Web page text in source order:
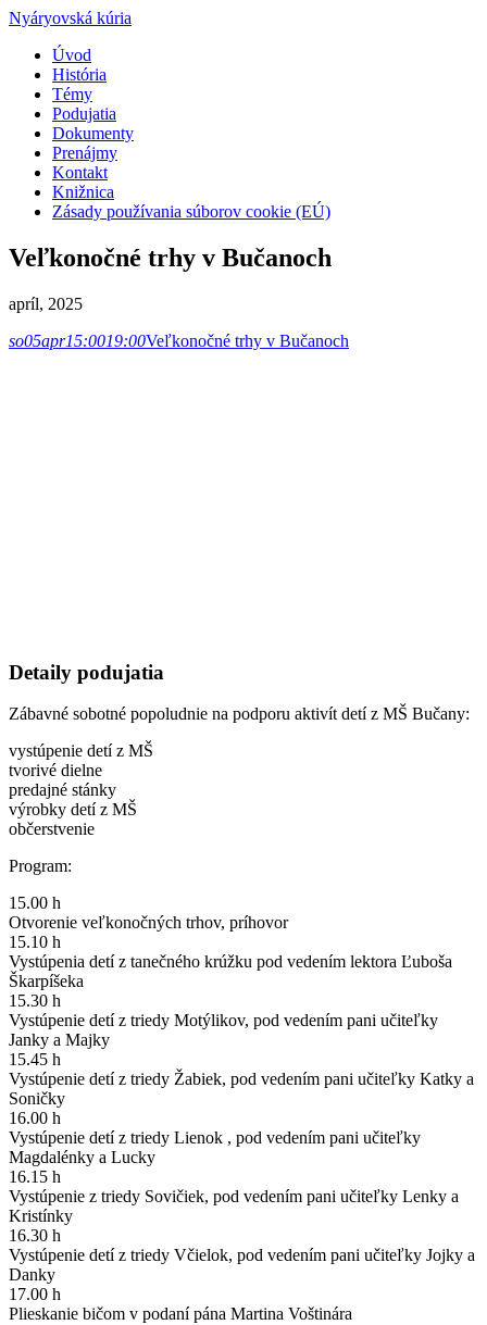
Nyáryovská kúria
Úvod
História
Témy
Podujatia
Dokumenty
Prenájmy
Kontakt
Knižnica
Zásady používania súborov cookie (EÚ)
Veľkonočné trhy v Bučanoch
apríl, 2025
so05apr15:0019:00Veľkonočné trhy v Bučanoch
Detaily podujatia
Zábavné sobotné popoludnie na podporu aktivít detí z MŠ Bučany:
vystúpenie detí z MŠ
tvorivé dielne
predajné stánky
výrobky detí z MŠ
občerstvenie
Program:
15.00 h
Otvorenie veľkonočných trhov, príhovor
15.10 h
Vystúpenia detí z tanečného krúžku pod vedením lektora Ľuboša
Škarpíšeka
15.30 h
Vystúpenie detí z triedy Motýlikov, pod vedením pani učiteľky
Janky a Majky
15.45 h
Vystúpenie detí z triedy Žabiek, pod vedením pani učiteľky Katky a
Soničky
16.00 h
Vystúpenie detí z triedy Lienok , pod vedením pani učiteľky
Magdalénky a Lucky
16.15 h
Vystúpenie z triedy Sovičiek, pod vedením pani učiteľky Lenky a
Kristínky
16.30 h
Vystúpenie detí z triedy Včielok, pod vedením pani učiteľky Jojky a
Danky
17.00 h
Plieskanie bičom v podaní pána Martina Voštinára